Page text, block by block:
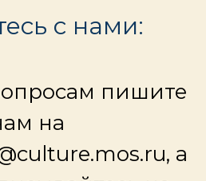
с нами:
пишите
на
а